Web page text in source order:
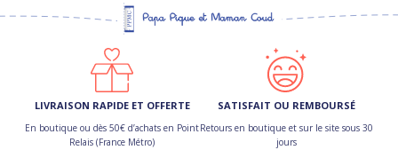
LIVRAISON RAPIDE ET OFFERTE
En boutique ou dès 50€ d’achats en Point
Relais (France Métro)
SATISFAIT OU REMBOURSÉ
Retours en boutique et sur le site sous 30
jours